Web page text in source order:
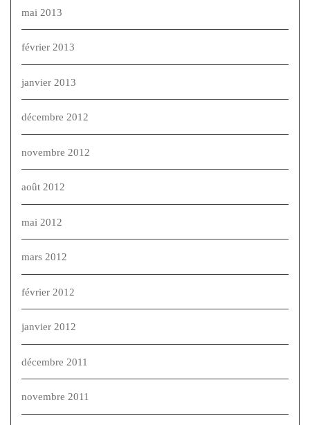
mai 2013
février 2013
janvier 2013
décembre 2012
novembre 2012
août 2012
mai 2012
mars 2012
février 2012
janvier 2012
décembre 2011
novembre 2011